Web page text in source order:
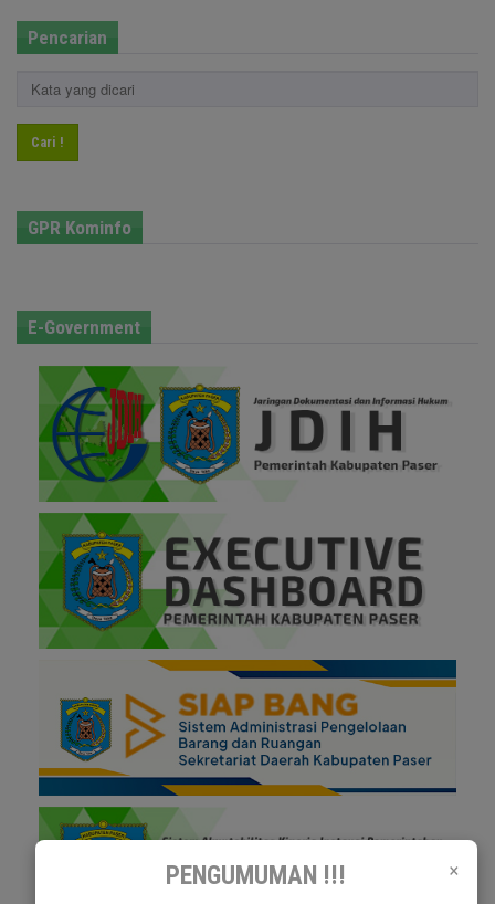
×
PENGUMUMAN !!!
Pencarian
Cari !
GPR Kominfo
E-Government